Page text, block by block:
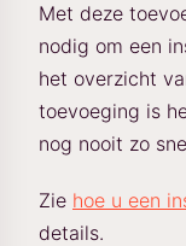
Met deze
nodig om een
het overzicht
toevoeging is
nog nooit zo
Zie hoe u een
details.